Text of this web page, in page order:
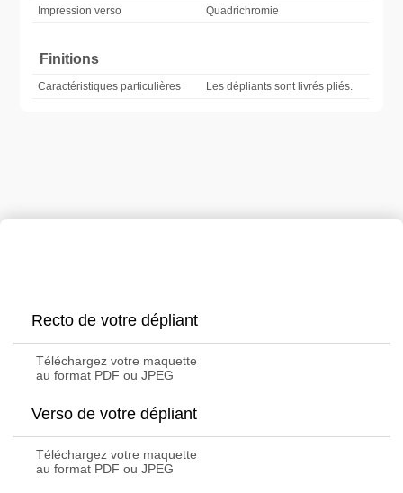
Impression verso
Quadrichromie
Finitions
Caractéristiques particulières Les dépliants sont livrés pliés.
Recto de votre dépliant
Téléchargez votre maquette
au format PDF ou JPEG
Verso de votre dépliant
Téléchargez votre maquette
au format PDF ou JPEG